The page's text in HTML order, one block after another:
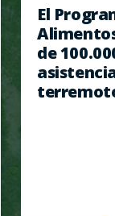
El
de